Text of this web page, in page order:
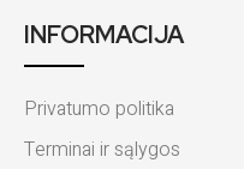
INFORMACIJA
Privatumo politika
Terminai ir sąlygos